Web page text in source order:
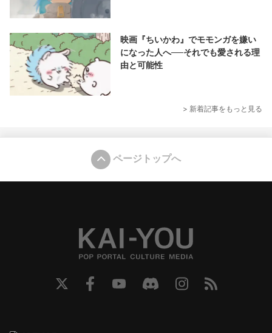
映画『ちいかわ』でモモンガを嫌い
になった人へ──それでも愛される理
由と可能性
> 新着記事をもっと見る
ページトップへ